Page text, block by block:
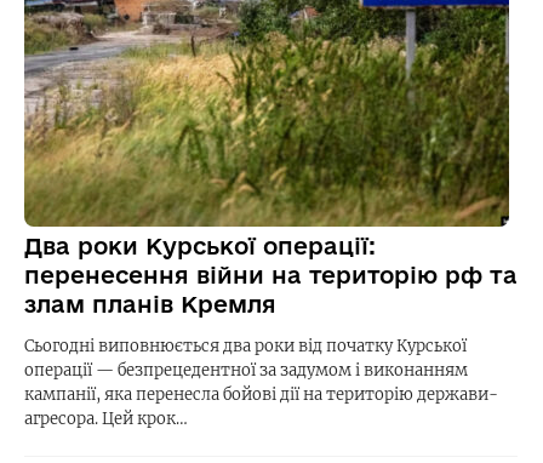
Два роки Курської операції:
перенесення війни на територію рф та
злам планів Кремля
Сьогодні виповнюється два роки від початку Курської
операції — безпрецедентної за задумом і виконанням
кампанії, яка перенесла бойові дії на територію держави-
агресора. Цей крок…